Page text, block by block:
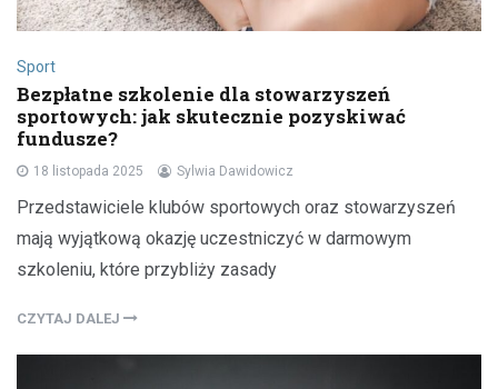
Sport
Bezpłatne szkolenie dla stowarzyszeń
sportowych: jak skutecznie pozyskiwać
fundusze?
18 listopada 2025 Sylwia Dawidowicz
Przedstawiciele klubów sportowych oraz stowarzyszeń
mają wyjątkową okazję uczestniczyć w darmowym
szkoleniu, które przybliży zasady
CZYTAJ DALEJ